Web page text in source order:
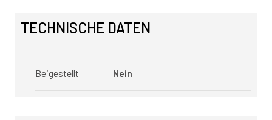
TECHNISCHE DATEN
Beigestellt Nein